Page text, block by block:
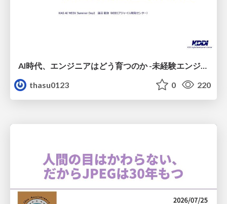
thasu0123
0 220